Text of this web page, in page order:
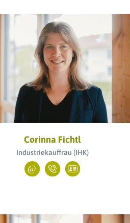
Corinna Fichtl
Industriekauffrau (IHK)